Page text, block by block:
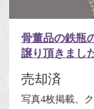
骨董品の鉄瓶
譲り頂きまし
売却済
写真4枚掲載、